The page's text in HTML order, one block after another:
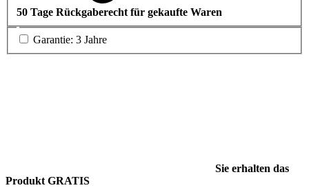
50 Tage Rückgaberecht für gekaufte Waren
Garantie: 3 Jahre
Sie erhalten das
Produkt GRATIS